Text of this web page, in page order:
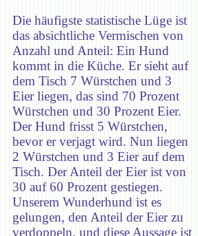
Die häufigste statistische Lüge ist
das absichtliche Vermischen von
Anzahl und Anteil: Ein Hund
kommt in die Küche. Er sieht auf
dem Tisch 7 Würstchen und 3
Eier liegen, das sind 70 Prozent
Würstchen und 30 Prozent Eier.
Der Hund frisst 5 Würstchen,
bevor er verjagt wird. Nun liegen
2 Würstchen und 3 Eier auf dem
Tisch. Der Anteil der Eier ist von
30 auf 60 Prozent gestiegen.
Unserem Wunderhund ist es
gelungen, den Anteil der Eier zu
verdoppeln, und diese Aussage ist